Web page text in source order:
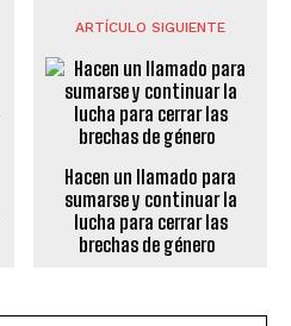
ARTÍCULO SIGUIENTE
Hacen un llamado para
sumarse y continuar la
lucha para cerrar las
brechas de género